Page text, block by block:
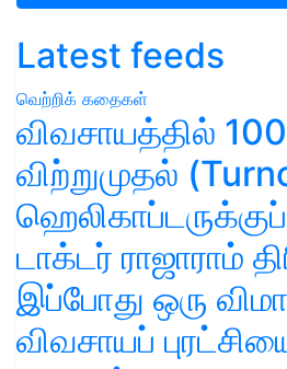
Latest feeds
வெற்றிக் கதைகள்
விவசாயத்தில்
விற்றுமுதல்
ஹெலிகாப்டருக்குப்
டாக்டர் ராஜாராம்
இப்போது ஒரு
விவசாயப்